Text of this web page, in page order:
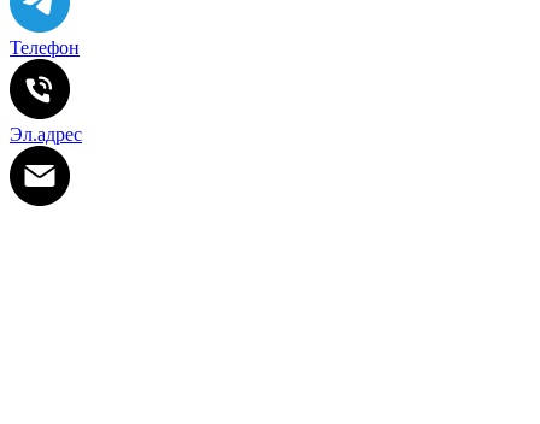
Телефон
Эл.адрес